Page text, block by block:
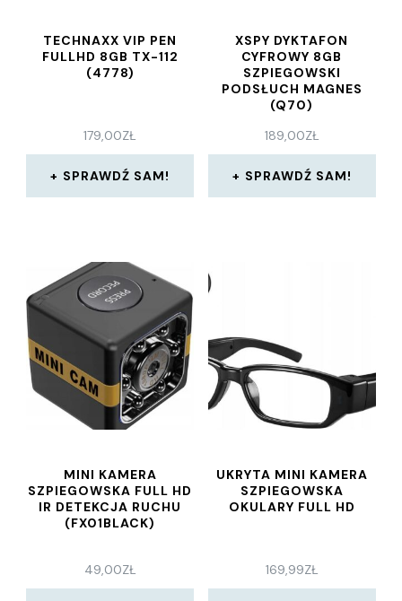
TECHNAXX VIP PEN
FULLHD 8GB TX-112
(4778)
179,00ZŁ
SPRAWDŹ SAM!
XSPY DYKTAFON
CYFROWY 8GB
SZPIEGOWSKI
PODSŁUCH MAGNES
(Q70)
189,00ZŁ
SPRAWDŹ SAM!
MINI KAMERA
SZPIEGOWSKA FULL HD
IR DETEKCJA RUCHU
(FX01BLACK)
49,00ZŁ
UKRYTA MINI KAMERA
SZPIEGOWSKA
OKULARY FULL HD
169,99ZŁ